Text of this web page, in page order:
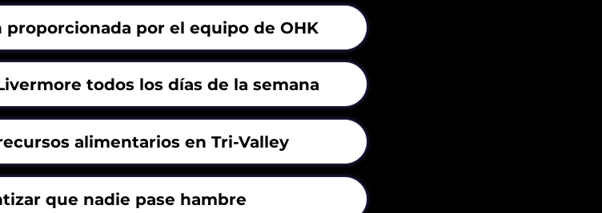
proporcionada por el equipo de OHK
todos los días de la semana
alimentarios en Tri-Valley
que nadie pase hambre